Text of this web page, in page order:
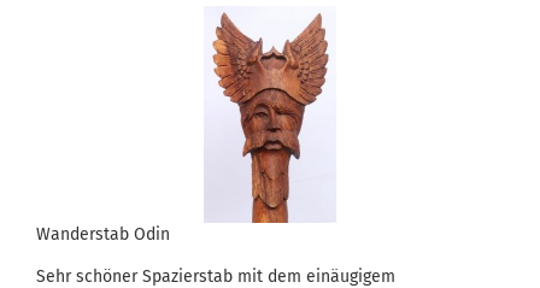
Wanderstab Odin
Sehr schöner Spazierstab mit dem einäugigem